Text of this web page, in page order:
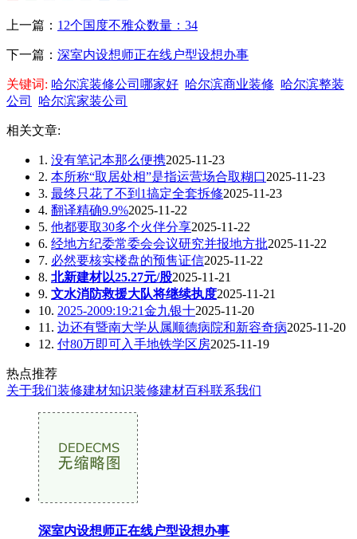
上一篇： 12个国度不雅众数量：34
下一篇： 深室内设想师正在线户型设想办事
关键词: 哈尔滨装修公司哪家好 哈尔滨商业装修 哈尔滨整装
公司
哈尔滨家装公司
相关文章:
1. 没有笔记本那么便携2025-11-23
2. 本所称“取居处相”是指运营场合取糊口2025-11-23
3. 最终只花了不到1搞定全套拆修2025-11-23
4. 翻译精确9.9%2025-11-22
5. 他都要取30多个火伴分享2025-11-22
6. 经地方纪委常委会会议研究并报地方批2025-11-22
7. 必然要核实楼盘的预售证信2025-11-22
8. 北新建材以25.27元/股2025-11-21
9. 文水消防救援大队将继续执度2025-11-21
10. 2025-2009:19:21金九银十2025-11-20
11. 边还有暨南大学从属顺德病院和新容奇病2025-11-20
12. 付80万即可入手地铁学区房2025-11-19
热点推荐
关于我们装修建材知识装修建材百科联系我们
深室内设想师正在线户型设想办事